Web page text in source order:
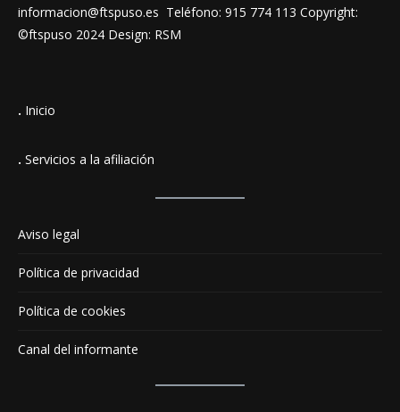
informacion@ftspuso.es Teléfono: 915 774 113 Copyright:
©ftspuso 2024 Design: RSM
. Inicio
. Servicios a la afiliación
Aviso legal
Política de privacidad
Política de cookies
Canal del informante